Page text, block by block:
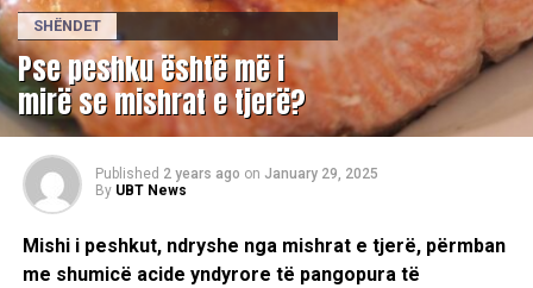
SHËNDET
Pse peshku është më i
mirë se mishrat e tjerë?
Published 2 years ago on January 29, 2025
By UBT News
Mishi i peshkut, ndryshe nga mishrat e tjerë, përmban
me shumicë acide yndyrore të pangopura të